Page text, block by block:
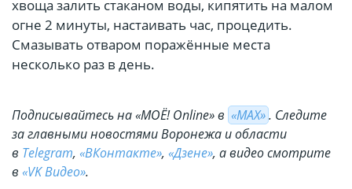
хвоща залить стаканом воды, кипятить на малом
огне 2 минуты, настаивать час, процедить.
Смазывать отваром поражённые места
несколько раз в день.
Подписывайтесь на «МОЁ! Online» в «МАХ». Cледите
за главными новостями Воронежа и области
в Telegram, «ВКонтакте», «Дзене», а видео смотрите
в «VK Видео».